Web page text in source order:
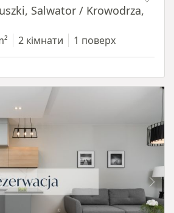
Salwator / Krowodrza,
2 кімнати 1 поверх